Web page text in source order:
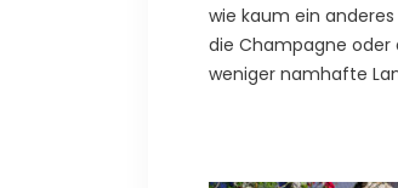
wie kaum ein
die Champagne oder
weniger namhafte